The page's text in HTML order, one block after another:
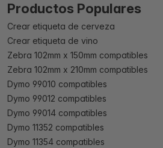
Productos Populares
Crear etiqueta de cerveza
Crear etiqueta de vino
Zebra 102mm x 150mm compatibles
Zebra 102mm x 210mm compatibles
Dymo 99010 compatibles
Dymo 99012 compatibles
Dymo 99014 compatibles
Dymo 11352 compatibles
Dymo 11354 compatibles